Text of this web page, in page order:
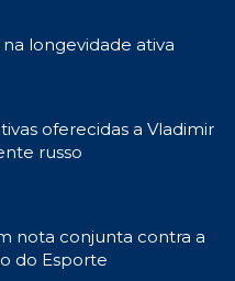
longevidade ativa
oferecidas a Vladimir
russo
nota conjunta contra a
do Esporte